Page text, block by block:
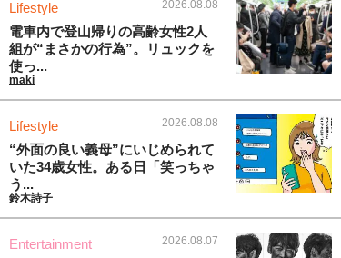
Lifestyle 2026.08.08
電車内で登山帰りの高齢女性2人
組が“まさかの行為”。リュックを
使っ...
maki
Lifestyle 2026.08.08
“外面の良い義母”にいじめられて
いた34歳女性。ある日「笑っちゃ
う...
鈴木詩子
Entertainment 2026.08.07